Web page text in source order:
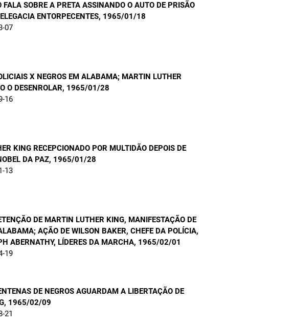
FALA SOBRE A PRETA ASSINANDO O AUTO DE PRISÃO
ENTORPECENTES, 1965/01/18
07
X NEGROS EM ALABAMA; MARTIN LUTHER
O DESENROLAR, 1965/01/28
16
KING RECEPCIONADO POR MULTIDÃO DEPOIS DE
DA PAZ, 1965/01/28
13
DE MARTIN LUTHER KING, MANIFESTAÇÃO DE
AÇÃO DE WILSON BAKER, CHEFE DA POLÍCIA,
ABERNATHY, LÍDERES DA MARCHA, 1965/02/01
19
DE NEGROS AGUARDAM A LIBERTAÇÃO DE
, 1965/02/09
21